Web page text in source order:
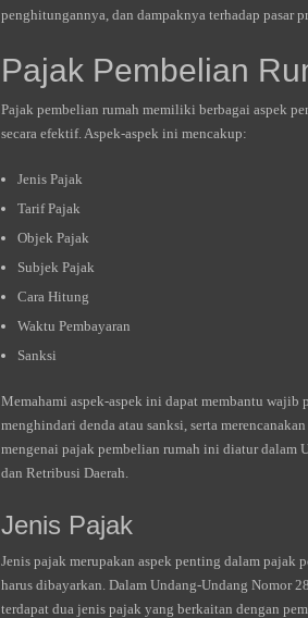
penghitungannya, dan dampaknya terhadap pasar
Pajak Pembelian
Pajak pembelian rumah memiliki berbagai aspek
secara efektif. Aspek-aspek ini mencakup:
Jenis Pajak
Tarif Pajak
Objek Pajak
Subjek Pajak
Cara Hitung
Waktu Pembayaran
Sanksi
Memahami aspek-aspek ini dapat membantu wajib
menghindari denda atau sanksi, serta
mengenai pajak pembelian rumah ini diatur dalam
dan Retribusi Daerah.
Jenis Pajak
Jenis pajak merupakan aspek penting dalam pajak
harus dibayarkan. Dalam Undang-Undang Nomor
terdapat dua jenis pajak yang berkaitan dengan